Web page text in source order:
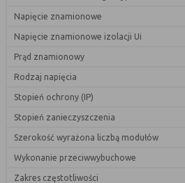
- służą bardzo
serwisu, ich
Biznesowe
Umożliwiają
biznesowego w
udostępniona jest
niedostępności
serwisu, ale może
Napięcie znamionowe
Napięcie znamionowe izolacji Ui
Prąd znamionowy
Rodzaj napięcia
Stopień ochrony (IP)
Stopień zanieczyszczenia
Szerokość wyrażona liczbą modułów
Wykonanie przeciwwybuchowe
Zakres częstotliwości